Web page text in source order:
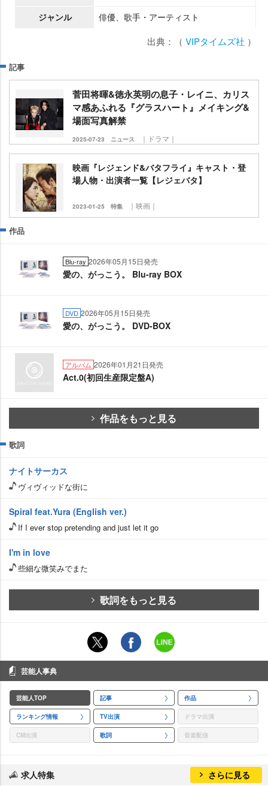
ジャンル
俳優、歌手・アーティスト
出典：（ VIPタイムズ社 ）
記事
菅田将暉&徳永英明の息子・レイニ、カリス
マ感あふれる『グラスハート』メイキング&
場面写真解禁
2025-07-23 ニュース ｜ドラマ｜
映画『レジェンド&バタフライ』キャスト・登
場人物・出演者一覧【レジェバタ】
2023-01-25 特集 ｜映画｜
作品
Blu-ray 2026年05月15日発売
愛の、がっこう。 Blu-ray BOX
DVD 2026年05月15日発売
愛の、がっこう。 DVD-BOX
アルバム 2026年01月21日発売
Act.0(初回生産限定盤A)
作品をもっと見る
歌詞
ナイトサーカス
ヴィヴィッドな街に
Spiral feat.Yura (English ver.)
If I ever stop pretending and just let it go
I'm in love
些細な微笑みでまた
歌詞をもっと見る
芸能人事典
芸能人TOP 記事 作品
ランキング情報 TV出演 ドラマ出演
CM出演 歌詞 音楽配信
求人特集 さらに見る